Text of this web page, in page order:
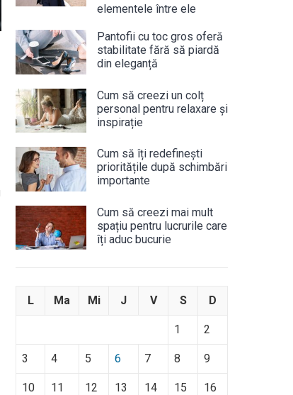
elementele între ele
Pantofii cu toc gros oferă
stabilitate fără să piardă
din eleganță
Cum să creezi un colț
personal pentru relaxare și
inspirație
Cum să îți redefinești
prioritățile după schimbări
importante
Cum să creezi mai mult
spațiu pentru lucrurile care
îți aduc bucurie
L Ma Mi J V S D
1 2
3 4 5 6 7 8 9
10 11 12 13 14 15 16